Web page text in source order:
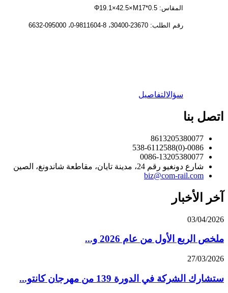
المقاس: Φ19.1×42.5×M17*0.5
رقم الطلب: 23670-30400، 8-9811604-0، 095000-6632
سؤالالتفاصيل
اتصل بنا
8613205380077
0086-(0)538-6112588
0086-13205380077
شارع دونغيو رقم 24، مدينة تايان، مقاطعة شاندونغ، الصين
biz@com-rail.com
آخر الأخبار
03/04/2026
ملخص الربع الأول من عام 2026 و...
27/03/2026
ستشارك الشركة في الدورة 139 من مهرجان كانتو...